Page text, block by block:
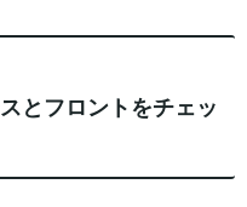
とフロントをチェッ